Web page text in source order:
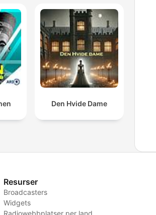
Den Hvide Dame
Resurser
Broadcasters
Widgets
Radiowebbplatser per land